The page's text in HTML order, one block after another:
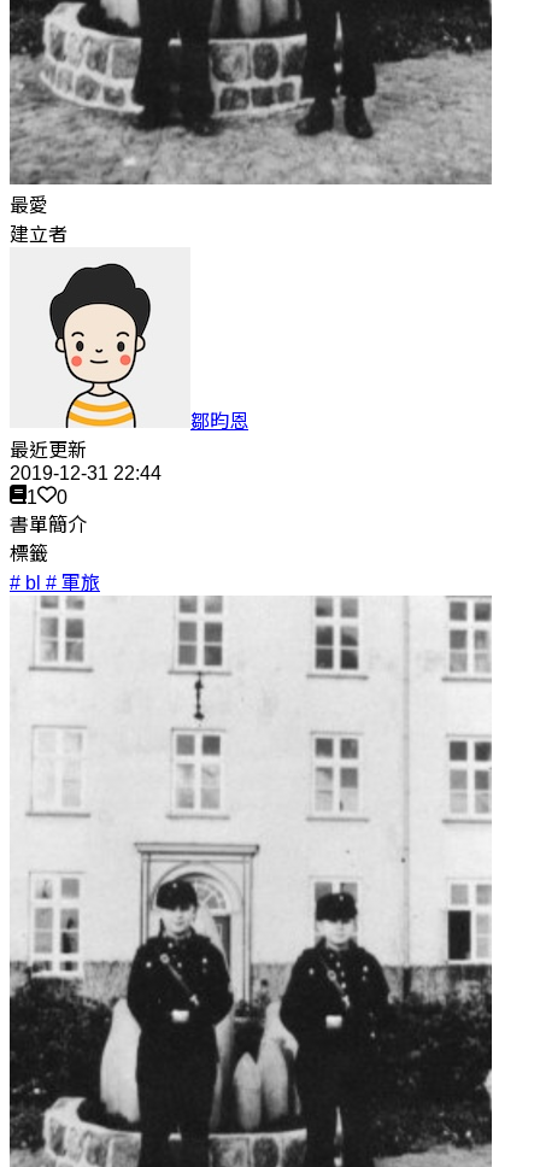
最愛
建立者
鄒昀恩
最近更新
2019-12-31 22:44
1
0
書單簡介
標籤
# bl # 軍旅